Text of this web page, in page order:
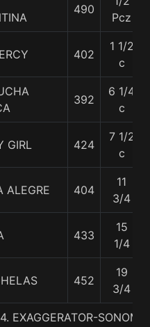
490
Pcz
402
1 1/2
c
392
6 1/4
c
GIRL 424
7 1/2
c
ALEGRE 404
11
3/4
433
15
1/4
452
19
3/4
EXAGGERATOR-